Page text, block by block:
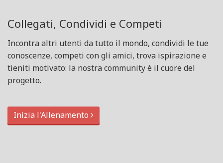
Collegati, Condividi e Competi
Incontra altri utenti da tutto il mondo, condividi le tue
conoscenze, competi con gli amici, trova ispirazione e
tieniti motivato: la nostra community è il cuore del
progetto.
Inizia l'Allenamento